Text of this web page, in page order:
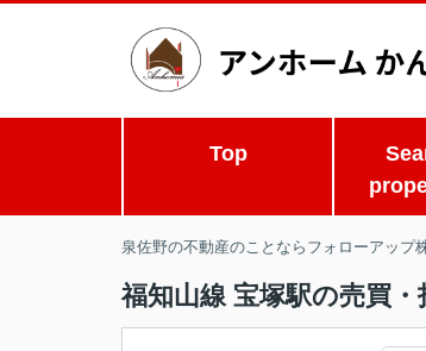
Top
泉佐野の不動産のことならフォローアップ
福知山線 宝塚駅の売買・